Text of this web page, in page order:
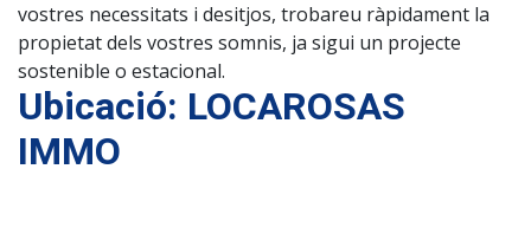
vostres necessitats i desitjos, trobareu ràpidament la
propietat dels vostres somnis, ja sigui un projecte
sostenible o estacional.
Ubicació: LOCAROSAS
IMMO